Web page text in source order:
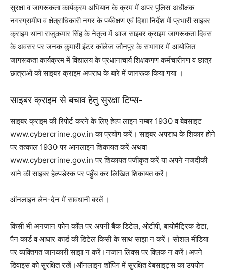
सुरक्षा व जागरूकता कार्यक्रम अभियान के क्रम में अपर पुलिस अधीक्षक
नगरग्रामीण व क्षेत्राधिकारी नगर के पर्यवेक्षण एवं दिशा निर्देश में प्रभारी साइबर
क्राइम थाना राजुकमार सिंह के नेतृत्व में आज साइबर क्राइम जागरूकता दिवस
के अवसर पर जनक कुमारी इंटर कॉलेज जौनपुर के सभागार में आयोजित
जागरूकता कार्यक्रम में विद्यालय के प्रधानाचार्य शिक्षकगण कर्मचारीगण व छात्र
छात्राओं को साइबर क्राइम अपराध के बारे में जागरूक किया गया ।
साइबर क्राइम से बचाव हेतु सुरक्षा टिप्स-
साइबर क्राइम की रिपोर्ट करने के लिए हेल्प लाइन नम्बर 1930 व बेवसाइट
www.cybercrime.gov.in का प्रयोग करें। साइबर अपराध के शिकार होने
पर तत्काल 1930 पर आनलाइन शिकायत करें अथवा
www.cybercrime.gov.in पर शिकायत पंजीकृत करें या अपने नजदीकी
थाने की साइबर हेल्पडेस्क पर पहुँच कर लिखित शिकायत करें।
ऑनलाइन लेन-देन में सावधानी बरतें ।
किसी भी अनजान फोन कॉल पर अपनी बैंक डिटेल, ओटीपी, बायोमैट्रिक डेटा,
पैन कार्ड व आधार कार्ड की डिटेल किसी के साथ साझा न करें। सोशल मीडिया
पर व्यक्तिगत जानकारी साझा न करें।नजान लिंक्स पर क्लिक न करें।अपने
डिवाइस को सुरक्षित रखें।ऑनलाइन शॉपिंग में सुरक्षित वेबसाइट्स का उपयोग